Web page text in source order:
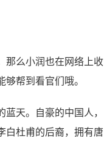
那么小润也在网络上收
帮到看官们哦。
天。自豪的中国人，
白杜甫的后裔，拥有唐